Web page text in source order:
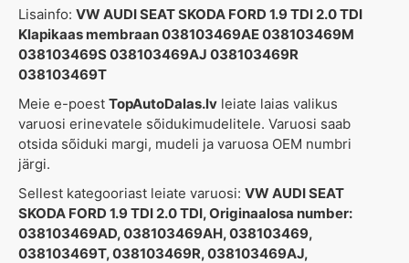
Lisainfo: VW AUDI SEAT SKODA FORD 1.9 TDI 2.0 TDI
Klapikaas membraan 038103469AE 038103469M
038103469S 038103469AJ 038103469R
038103469T
Meie e-poest TopAutoDalas.lv leiate laias valikus
varuosi erinevatele sõidukimudelitele. Varuosi saab
otsida sõiduki margi, mudeli ja varuosa OEM numbri
järgi.
Sellest kategooriast leiate varuosi: VW AUDI SEAT
SKODA FORD 1.9 TDI 2.0 TDI, Originaalosa number:
038103469AD, 038103469AH, 038103469,
038103469T, 038103469R, 038103469AJ,